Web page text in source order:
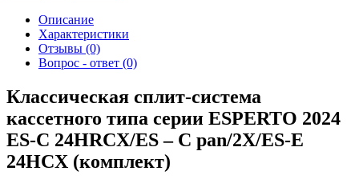
Описание
Характеристики
Отзывы (0)
Вопрос - ответ (0)
Классическая сплит-система
кассетного типа серии ESPERTO 2024
ES-C 24HRCX/ES – C pan/2X/ES-E
24HCX (комплект)